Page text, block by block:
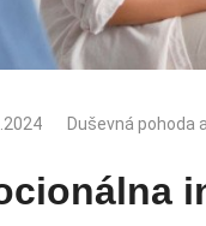
Duševná pohoda